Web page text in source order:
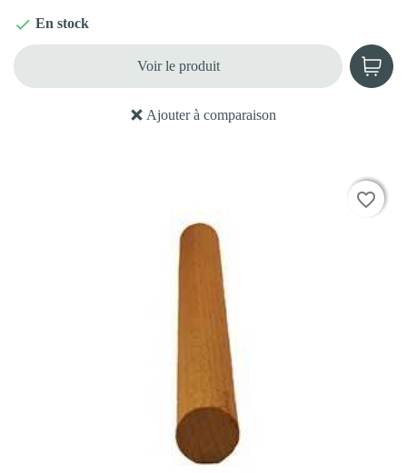
Ajouter à comparaison
 En stock
Voir le produit
favorite_border
favorite_border